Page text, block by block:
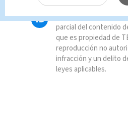
Queda prohibida la
parcial del contenido
que es propiedad de
reproducción no
infracción y un delito
leyes aplicables.